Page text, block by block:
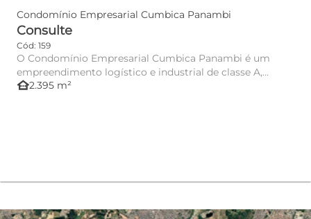
Condomínio Empresarial Cumbica Panambi
Consulte
Cód: 159
O Condomínio Empresarial Cumbica Panambi é um
empreendimento logístico e industrial de classe A,
projetado para aten...
other_houses2.395 m²